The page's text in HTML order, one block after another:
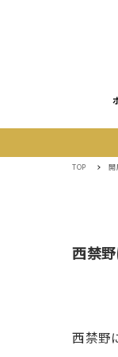
TOP 開
西禁
西禁野